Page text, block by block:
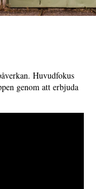
Huvudfokus
genom att erbjuda